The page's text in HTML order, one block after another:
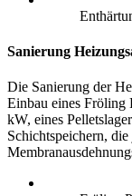
Sanierung
Die Sanierung der
Einbau eines Fröling
kW, eines
Schichtspeichern,